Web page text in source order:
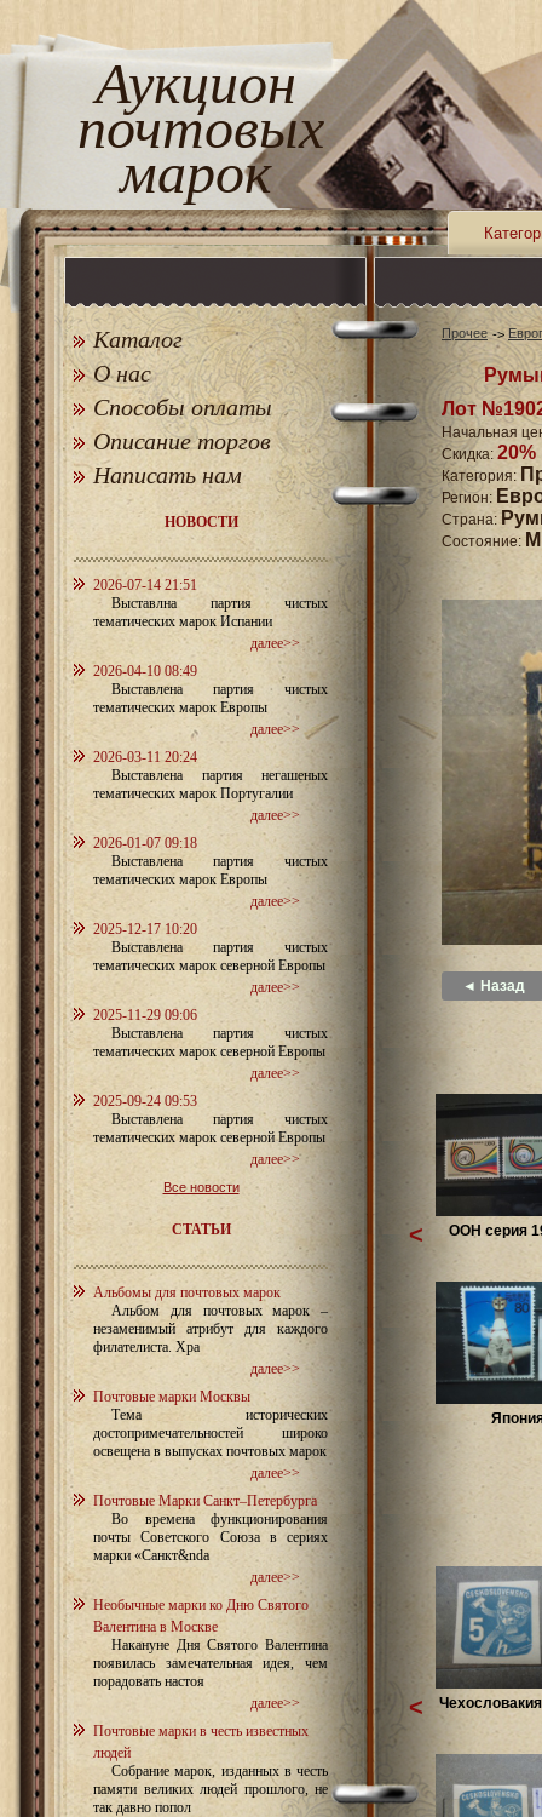
Аукцион
почтовых
марок
Каталог
О нас
Способы оплаты
Описание торгов
Написать нам
НОВОСТИ
2026-07-14 21:51
Выставлна партия чистых
тематических марок Испании
далее>>
2026-04-10 08:49
Выставлена партия чистых
тематических марок Европы
далее>>
2026-03-11 20:24
Выставлена партия негашеных
тематических марок Португалии
далее>>
2026-01-07 09:18
Выставлена партия чистых
тематических марок Европы
далее>>
2025-12-17 10:20
Выставлена партия чистых
тематических марок северной Европы
далее>>
2025-11-29 09:06
Выставлена партия чистых
тематических марок северной Европы
далее>>
2025-09-24 09:53
Выставлена партия чистых
тематических марок северной Европы
далее>>
Все новости
СТАТЬИ
Альбомы для почтовых марок
Альбом для почтовых марок –
незаменимый атрибут для каждого
филателиста. Хра
далее>>
Почтовые марки Москвы
Тема исторических
достопримечательностей широко
освещена в выпусках почтовых марок
далее>>
Почтовые Марки Санкт–Петербурга
Во времена функционирования
почты Советского Союза в сериях
марки «Санкт&nda
далее>>
Необычные марки ко Дню Святого
Валентина в Москве
Накануне Дня Святого Валентина
появилась замечательная идея, чем
порадовать настоя
далее>>
Почтовые марки в честь известных
людей
Собрание марок, изданных в честь
памяти великих людей прошлого, не
так давно попол
Прочее
Лот
Начальная
Скидка: 20%
Категория:
Регион:
Страна:
Состояние:
◄ Назад
ООН серия
<
<